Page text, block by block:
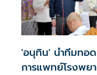
'อนุทิน' นำทีมทอ
การแพทย์โรงพย